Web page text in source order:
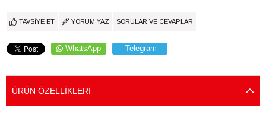
TAVSIYE ET YORUM YAZ SORULAR VE CEVAPLAR
WhatsApp Telegram
ÜRÜN ÖZELLIKLERI